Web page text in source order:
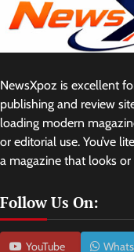
NewsXpoz is excellent
publishing and review
loading modern
or editorial use. You’ve
a magazine that looks
Follow Us On:
YouTube